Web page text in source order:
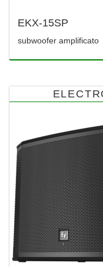
EKX-15SP
subwoofer amplificato